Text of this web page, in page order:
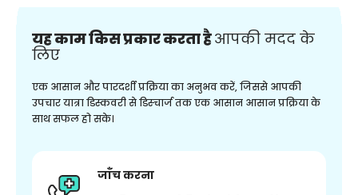
यह काम किस प्रकार करता हैआपकी मदद के
लिए
एक आसान और पारदर्शी प्रक्रिया का अनुभव करें, जिससे आपकी
उपचार यात्रा डिस्कवरी से डिस्चार्ज तक एक आसान आसान प्रक्रिया के
साथ सफल हो सके।
जाँच करना